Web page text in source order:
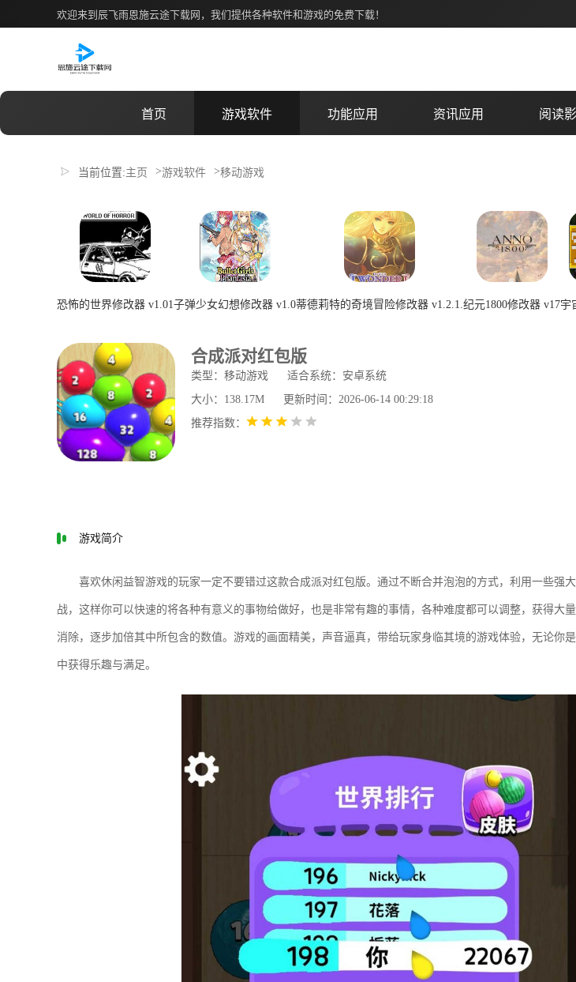
合成派对红包版
欢迎来到辰飞雨恩施云途下载网，我们提供各种软件和游戏的免费下载！
首页 游戏软件 功能应用 资讯应用 阅读
当前位置:主页 >游戏软件 >移动游戏
恐怖的世界修改器 v1.01子弹少女幻想修改器 v1.0蒂德莉特的奇境冒险修改器 v1.2.1.纪元1800修改器 v17宇
合成派对红包版
类型：移动游戏
适合系统：安卓系统
大小：138.17M
更新时间：2026-06-14 00:29:18
推荐指数：
游戏简介
喜欢休闲益智游戏的玩家一定不要错过这款合成派对红包版。通过不断合并泡泡的方式，利用一些强
战，这样你可以快速的将各种有意义的事物给做好，也是非常有趣的事情，各种难度都可以调整，获得大
消除，逐步加倍其中所包含的数值。游戏的画面精美，声音逼真，带给玩家身临其境的游戏体验，无论你
中获得乐趣与满足。